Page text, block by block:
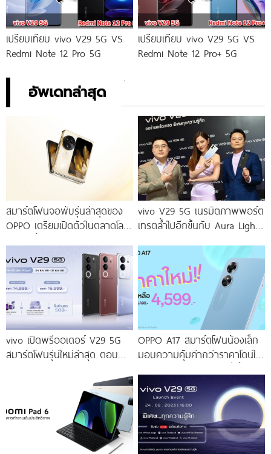
เปรียบเทียบ vivo V29 5G VS
Redmi Note 12 Pro 5G
เปรียบเทียบ vivo V29 5G VS
Redmi Note 12 Pro+ 5G
อัพเดทล่าสุด
สมาร์ตโฟนจอพับรุ่นล่าสุดของ
OPPO เตรียมเปิดตัวในตลาดโลก
vivo V29 5G เนรมิตภาพพอร์ต
เทรตล้ำไปอีกขั้นกับ Aura Light
โดดเด่นด้วยสุนทรียศาสตร์แห่ง
vivo เปิดพรีออเดอร์ V29 5G
สมาร์ตโฟนรุ่นใหม่ล่าสุด ตอบ
ราคาเริ่มต้นเพียง 14,999 บาท
จัดเต็มกับโปรโมชันพิเศษก่อนใคร
OPPO A17 สมาร์ตโฟนน้องเล็ก
มอบความคุ้มค่ากว่าราคาโดนใจ
ราคาใหม่เพียง 4,599 บาท
เท่านั้น!